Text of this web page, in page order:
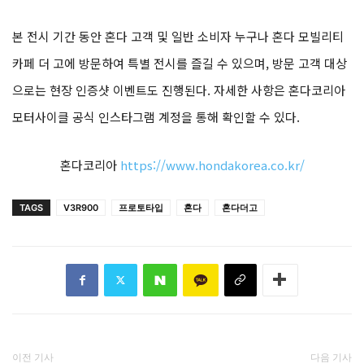
본 전시 기간 동안 혼다 고객 및 일반 소비자 누구나 혼다 모빌리티
카페 더 고에 방문하여 특별 전시를 즐길 수 있으며, 방문 고객 대상
으로는 현장 인증샷 이벤트도 진행된다. 자세한 사항은 혼다코리아
모터사이클 공식 인스타그램 계정을 통해 확인할 수 있다.
혼다코리아 https://www.hondakorea.co.kr/
TAGS V3R900 프로토타입 혼다 혼다더고
이전 기사 다음 기사